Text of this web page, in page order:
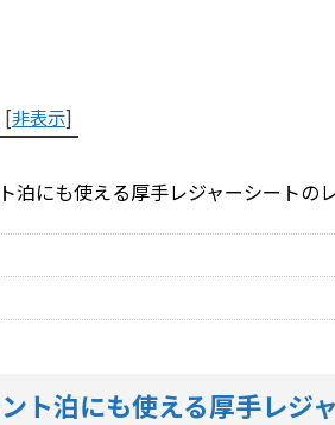
[非表示]
泊にも使える厚手レジャーシートの
ト泊にも使える厚手レジ